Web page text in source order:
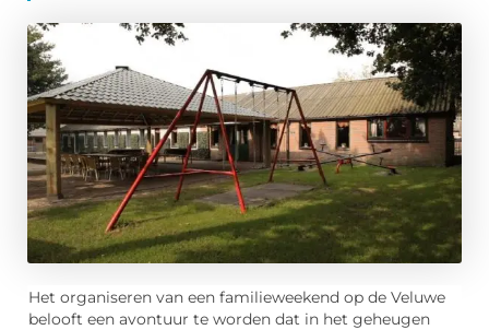
Het organiseren van een familieweekend op de Veluwe
belooft een avontuur te worden dat in het geheugen